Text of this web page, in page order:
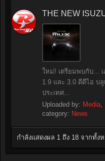
THE NEW
ใหม่! เตรียมพบกับ...
1.9 และ 3.0 ดีดีไอ บ
ประเทศ...
Uploaded by: Media,
category: News
กำลังแสดงผล 1 ถึง 18 จากทั้ง